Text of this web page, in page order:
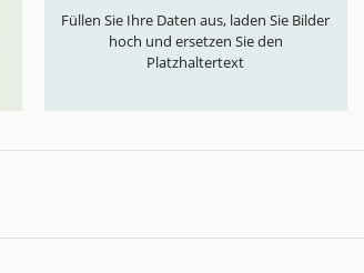
Füllen Sie Ihre Daten aus, laden Sie Bilder
hoch und ersetzen Sie den
Platzhaltertext